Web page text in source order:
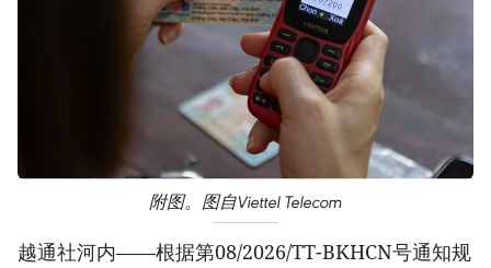
附图。图自Viettel Telecom
越通社河内——根据第08/2026/TT-BKHCN号通知规